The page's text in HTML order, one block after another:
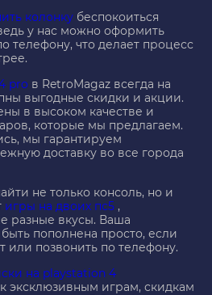
колонку беспокоиться
у нас можно оформить
телефону, что делает процесс
pro в RetroMagaz всегда на
выгодные скидки и акции.
в высоком качестве и
которые мы предлагаем.
мы гарантируем
доставку во все города
не только консоль, но и
игры на двоих пс5 ,
разные вкусы. Ваша
пополнена просто, если
или позвонить по телефону.
на playstation 4
эксклюзивным играм, скидкам